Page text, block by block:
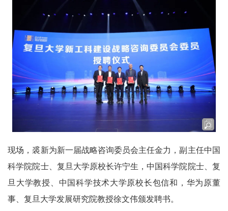
现场，裘新为新一届战略咨询委员会主任金力，副主任中国
科学院院士、复旦大学原校长许宁生，中国科学院院士、复
旦大学教授、中国科学技术大学原校长包信和，华为原董
事、复旦大学发展研究院教授徐文伟颁发聘书。